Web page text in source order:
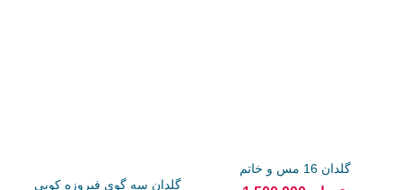
گلدان سه گوی فیروزه کوبی
گلدان 16 مس و خاتم